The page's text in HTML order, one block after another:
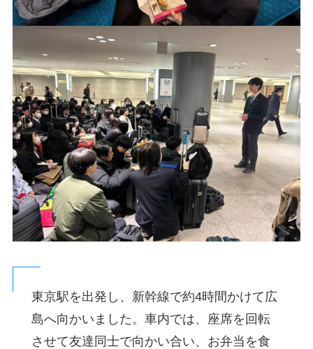
東京駅を出発し、新幹線で約4時間かけて広
島へ向かいました。車内では、座席を回転
させて友達同士で向かい合い、お弁当を食